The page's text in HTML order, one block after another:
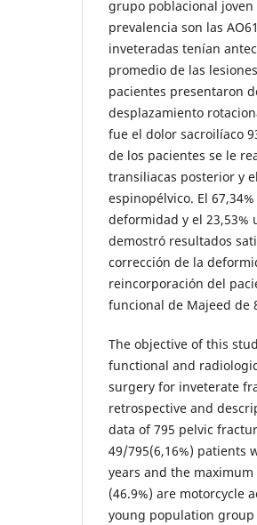
grupo poblacional joven
prevalencia son las
inveteradas tenían
promedio de las
pacientes presentaron
desplazamiento
fue el dolor sacroilíaco
de los pacientes se le
transiliacas posterior y
espinopélvico. El
deformidad y el 23,53%
demostró resultados
corrección de la
reincorporación del
funcional de Majeed de
The objective of this
functional and
surgery for inveterate
retrospective and
data of 795 pelvic
49/795(6,16%) patients
years and the
(46.9%) are motorcycle
young population group